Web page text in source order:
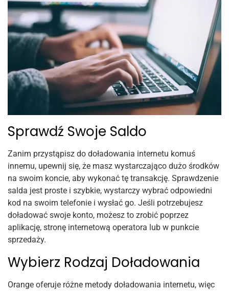
Sprawdź Swoje Saldo
Zanim przystąpisz do doładowania internetu komuś
innemu, upewnij się, że masz wystarczająco dużo środków
na swoim koncie, aby wykonać tę transakcję. Sprawdzenie
salda jest proste i szybkie, wystarczy wybrać odpowiedni
kod na swoim telefonie i wysłać go. Jeśli potrzebujesz
doładować swoje konto, możesz to zrobić poprzez
aplikację, stronę internetową operatora lub w punkcie
sprzedaży.
Wybierz Rodzaj Doładowania
Orange oferuje różne metody doładowania internetu, więc